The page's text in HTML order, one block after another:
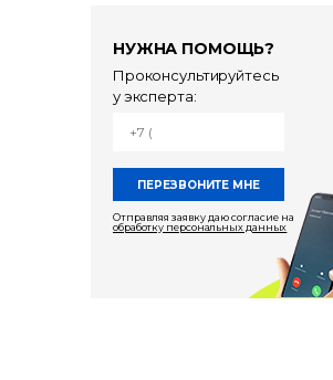
НУЖНА ПОМОЩЬ?
Проконсультируйтесь
у эксперта:
Отправляя заявку даю согласие на
обработку персональных данных